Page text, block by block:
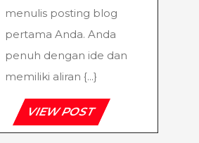
menulis posting blog
pertama Anda. Anda
penuh dengan ide dan
memiliki aliran {...}
VIEW POSTVIEW
POST